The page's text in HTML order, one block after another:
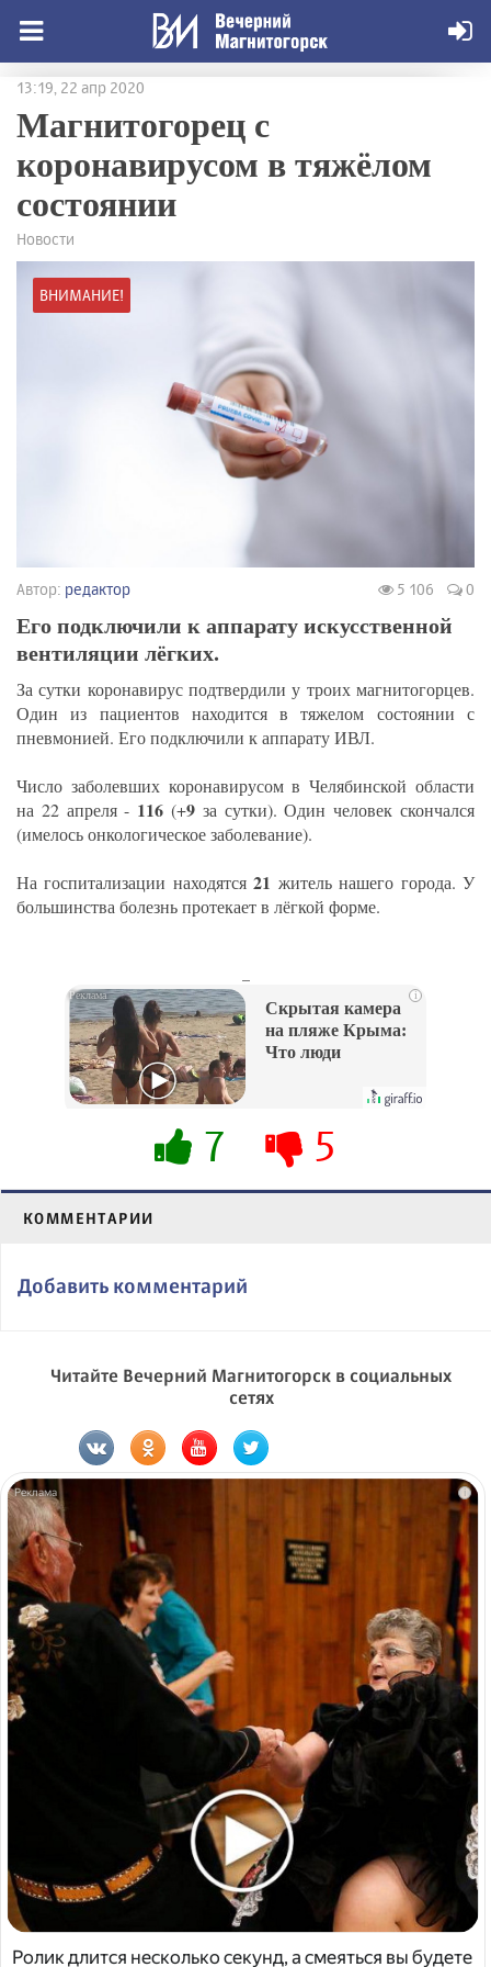
13:19, 22 апр 2020
Магнитогорец с
коронавирусом в тяжёлом
состоянии
Новости
ВНИМАНИЕ!
Автор: редактор 5 106 0
Его подключили к аппарату искусственной
вентиляции лёгких.
За сутки коронавирус подтвердили у троих магнитогорцев.
Один из пациентов находится в тяжелом состоянии с
пневмонией. Его подключили к аппарату ИВЛ.
Число заболевших коронавирусом в Челябинской области
на 22 апреля - 116(+9 за сутки). Один человек скончался
(имелось онкологическое заболевание).
На госпитализации находятся21 житель нашего города. У
большинства болезнь протекает в лёгкой форме.
i
Скрытая камера
на пляже Крыма:
Что люди
их не видят...
7 5
КОММЕНТАРИИ
Добавить комментарий
Читайте Вечерний Магнитогорск в социальных
сетях
i
Ролик длится несколько секунд, а смеяться вы будете